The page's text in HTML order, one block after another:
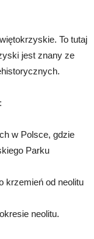
To tutaj
jest znany ze
w Polsce, gdzie
Parku
krzemień od neolitu
neolitu.